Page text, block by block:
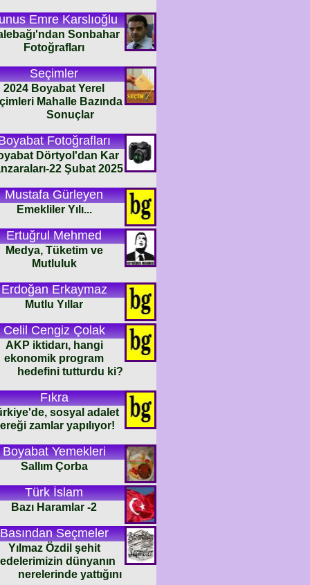
Emre Karslıoğlu
Sonbahar
Fotoğrafları
Seçimler
2024 Boyabat Yerel
Mahalle Bazında
Sonuçlar
Fotoğrafları
Dörtyol'dan Kar
22 Şubat 2025
Mustafa Gürleyen
Emekliler Yılı...
Ertuğrul Mehmed
Medya, Tüketim ve
Mutluluk
Erdoğan Erkaymaz
Mutlu Yıllar
Celil Cengiz Çolak
AKP iktidarı, hangi
ekonomik program
hedefini tutturdu ki?
Fıkra
sosyal adalet
zamlar yapılıyor!
Boyabat Yemekleri
Sallım Çorba
Türk İslam
Bazı Haramlar -2
Basından Seçmeler
Yılmaz Özdil şehit
dünyanın
nerelerinde yattığını